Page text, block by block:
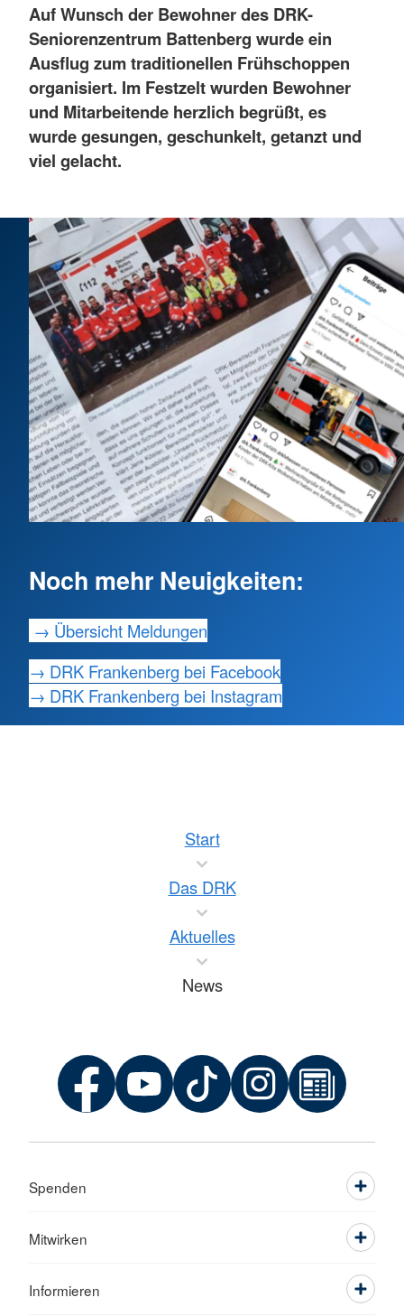
Auf Wunsch der Bewohner des DRK-
Seniorenzentrum Battenberg wurde ein
Ausflug zum traditionellen Frühschoppen
organisiert. Im Festzelt wurden Bewohner
und Mitarbeitende herzlich begrüßt, es
wurde gesungen, geschunkelt, getanzt und
viel gelacht.
Noch mehr Neuigkeiten:
→ Übersicht Meldungen
→ DRK Frankenberg bei Facebook
→ DRK Frankenberg bei Instagram
Start
Das DRK
Aktuelles
News
Spenden
Mitwirken
Informieren